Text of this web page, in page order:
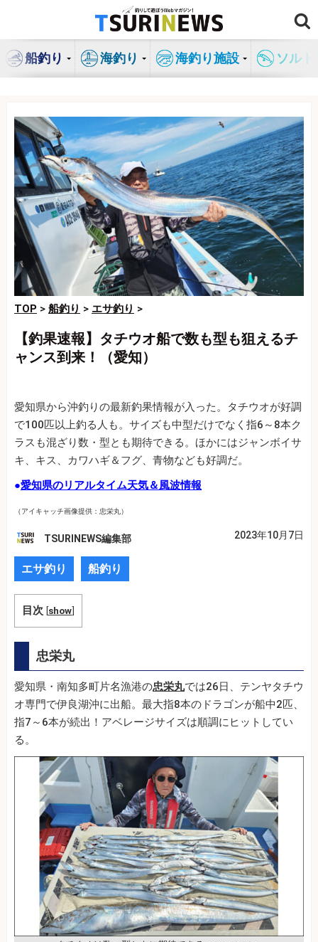
ン
船釣り 海釣り 海釣り施設 ソル
TOP > 船釣り > エサ釣り >
【釣果速報】タチウオ船で数も型も狙えるチ
ャンス到来！（愛知）
愛知県から沖釣りの最新釣果情報が入った。タチウオが好調
で100匹以上釣る人も。サイズも中型だけでなく指6～8本ク
ラスも混ざり数・型とも期待できる。ほかにはジャンボイサ
キ、キス、カワハギ＆フグ、青物なども好調だ。
●愛知県のリアルタイム天気＆風波情報
（アイキャッチ画像提供：忠栄丸）
TSURINEWS編集部 2023年10月7日
エサ釣り 船釣り
目次 [show]
忠栄丸
愛知県・南知多町片名漁港の忠栄丸では26日、テンヤタチウ
オ専門で伊良湖沖に出船。最大指8本のドラゴンが船中2匹、
指7～6本が続出！アベレージサイズは順調にヒットしてい
る。